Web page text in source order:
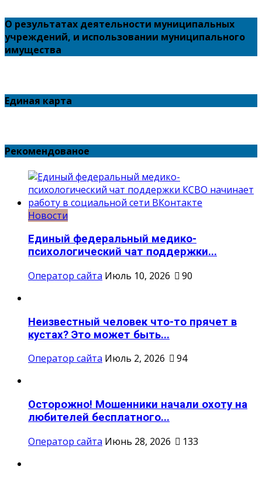
О результатах деятельности муниципальных
учреждений, и использовании муниципального
имущества
Единая карта
Рекомендованое
Новости
Единый федеральный медико-
психологический чат поддержки...
Оператор сайта Июль 10, 2026 90
Неизвестный человек что-то прячет в
кустах? Это может быть...
Оператор сайта Июль 2, 2026 94
Осторожно! Мошенники начали охоту на
любителей бесплатного...
Оператор сайта Июнь 28, 2026 133